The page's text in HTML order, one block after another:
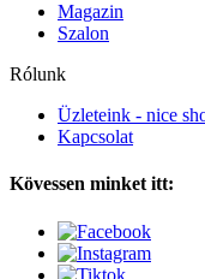
Magazin
Szalon
Rólunk
Üzleteink - nice
Kapcsolat
Kövessen minket itt: